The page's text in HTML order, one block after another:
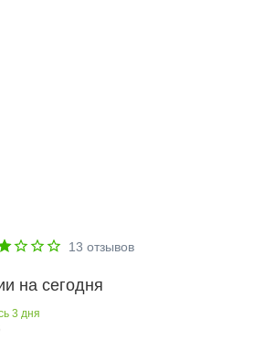
13 отзывов
на сегодня
3 дня